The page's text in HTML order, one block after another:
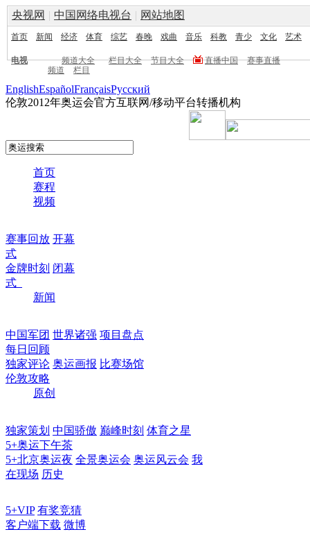
央视网 | 中国网络电视台 | 网站地图
首页 新闻 经济 体育 综艺 春晚 戏曲 音乐 科教 青少 文化 艺术
电视 频道大全 栏目大全 节目大全 直播中国
赛事直播
频道
栏目
EnglishEspañolFrançaisPусский
伦敦2012年奥运会官方互联网/移动平台转播机构
首页
赛程
视频
赛事回放 开幕
式
金牌时刻 闭幕
式
新闻
中国军团 世界诸强 项目盘点
每日回顾
独家评论 奥运画报 比赛场馆
伦敦攻略
原创
独家策划 中国骄傲 巅峰时刻 体育之星
5+奥运下午茶
5+北京奥运夜 全景奥运会 奥运风云会 我
在现场 历史
5+VIP 有奖竞猜
客户端下载 微博